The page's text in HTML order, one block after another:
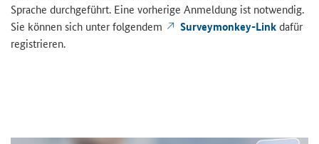
Spra­che durch­ge­führt. Eine vor­he­ri­ge An­mel­dung ist not­wen­dig.
Sie kön­nen sich unter fol­gen­dem
Surveymonkey-Linkdafür
re­gis­trie­ren.